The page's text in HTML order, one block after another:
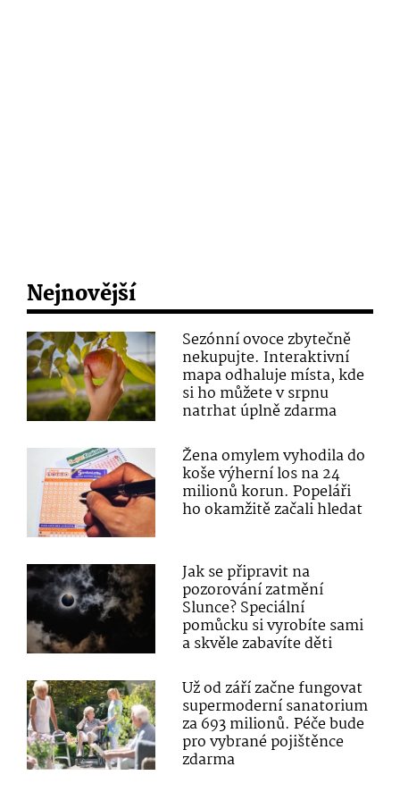
Nejnovější
Sezónní ovoce zbytečně
nekupujte. Interaktivní
mapa odhaluje místa, kde
si ho můžete v srpnu
natrhat úplně zdarma
Žena omylem vyhodila do
koše výherní los na 24
milionů korun. Popeláři
ho okamžitě začali hledat
Jak se připravit na
pozorování zatmění
Slunce? Speciální
pomůcku si vyrobíte sami
a skvěle zabavíte děti
Už od září začne fungovat
supermoderní sanatorium
za 693 milionů. Péče bude
pro vybrané pojištěnce
zdarma